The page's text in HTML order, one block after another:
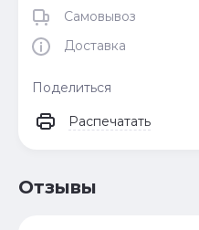
Самовывоз
Доставка
Поделиться
Распечатать
Отзывы